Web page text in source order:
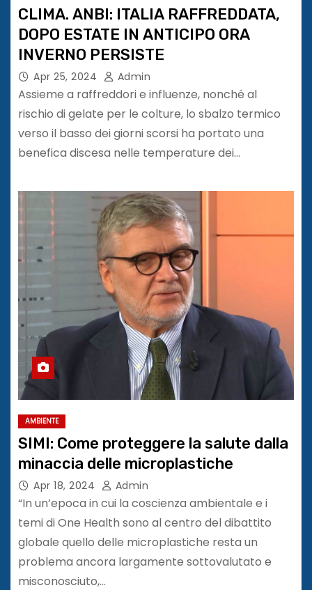
CLIMA. ANBI: ITALIA RAFFREDDATA,
DOPO ESTATE IN ANTICIPO ORA
INVERNO PERSISTE
Apr 25, 2024 Admin
Assieme a raffreddori e influenze, nonché al
rischio di gelate per le colture, lo sbalzo termico
verso il basso dei giorni scorsi ha portato una
benefica discesa nelle temperature dei…
AMBIENTE
SIMI: Come proteggere la salute dalla
minaccia delle microplastiche
Apr 18, 2024 Admin
“In un’epoca in cui la coscienza ambientale e i
temi di One Health sono al centro del dibattito
globale quello delle microplastiche resta un
problema ancora largamente sottovalutato e
misconosciuto,…